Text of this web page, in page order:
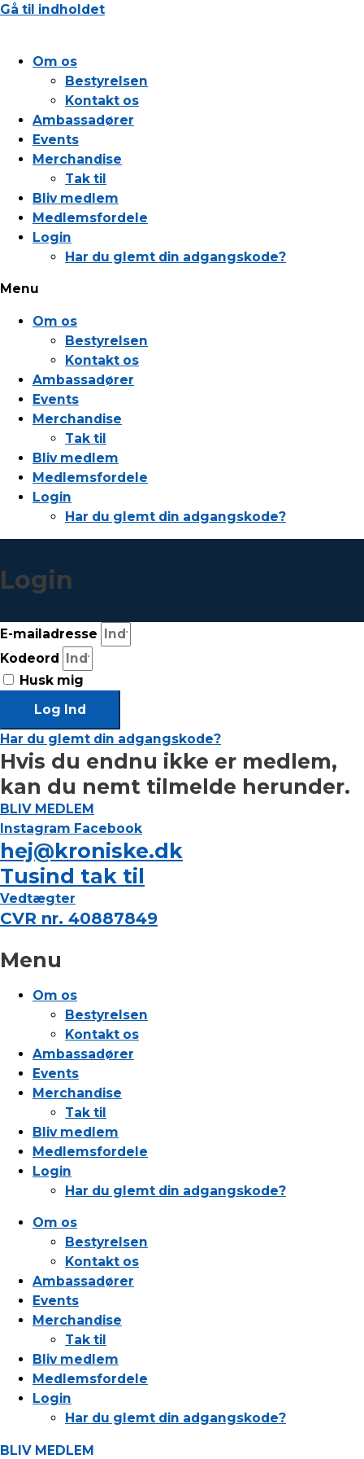
Gå til indholdet
Om os
Bestyrelsen
Kontakt os
Ambassadører
Events
Merchandise
Tak til
Bliv medlem
Medlemsfordele
Login
Har du glemt din adgangskode?
Menu
Om os
Bestyrelsen
Kontakt os
Ambassadører
Events
Merchandise
Tak til
Bliv medlem
Medlemsfordele
Login
Har du glemt din adgangskode?
Login
E-mailadresse
Kodeord
Husk mig
Log Ind
Har du glemt din adgangskode?
Hvis du endnu ikke er medlem,
kan du nemt tilmelde herunder.
BLIV MEDLEM
Instagram Facebook
hej@kroniske.dk
Tusind tak til
Vedtægter
CVR nr. 40887849
Menu
Om os
Bestyrelsen
Kontakt os
Ambassadører
Events
Merchandise
Tak til
Bliv medlem
Medlemsfordele
Login
Har du glemt din adgangskode?
Om os
Bestyrelsen
Kontakt os
Ambassadører
Events
Merchandise
Tak til
Bliv medlem
Medlemsfordele
Login
Har du glemt din adgangskode?
BLIV MEDLEM